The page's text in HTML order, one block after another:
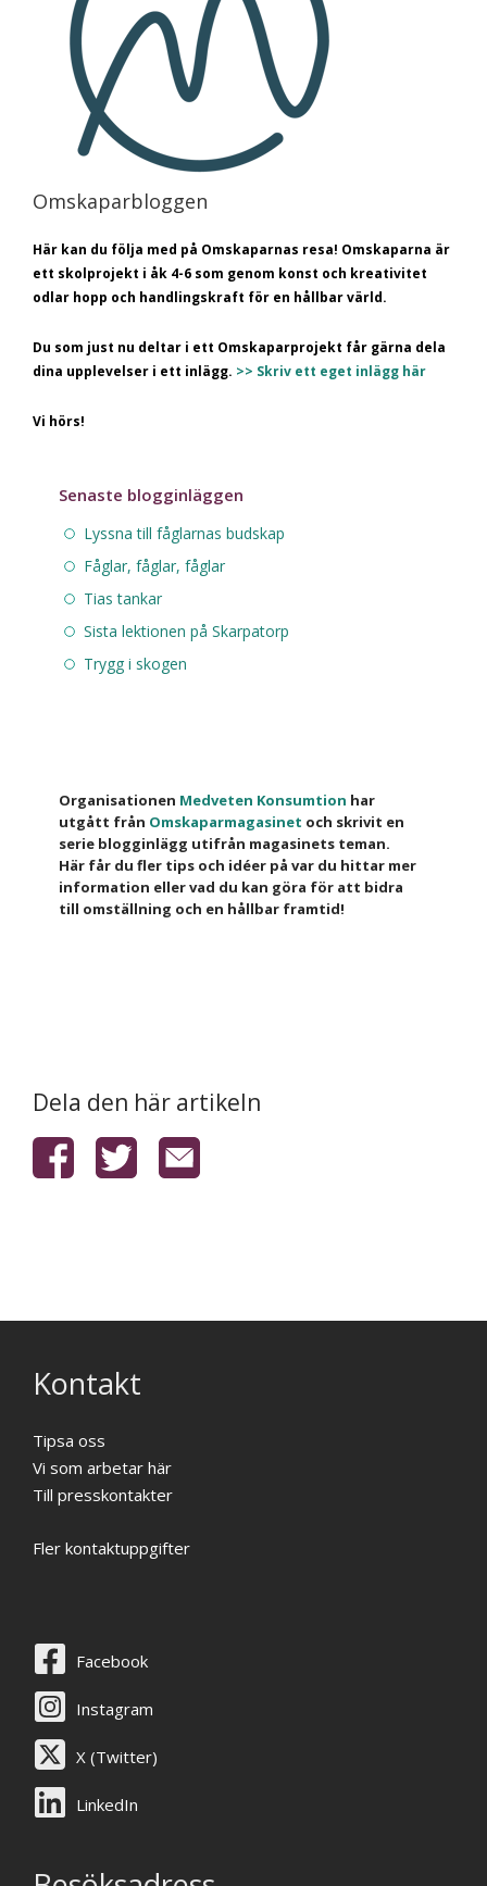
Omskaparbloggen
Här kan du följa med på Omskaparnas resa! Omskaparna är
ett skolprojekt i åk 4-6 som genom konst och kreativitet
odlar hopp och handlingskraft för en hållbar värld.
Du som just nu deltar i ett Omskaparprojekt får gärna dela
dina upplevelser i ett inlägg. >> Skriv ett eget inlägg här
Vi hörs!
Senaste blogginläggen
Lyssna till fåglarnas budskap
Fåglar, fåglar, fåglar
Tias tankar
Sista lektionen på Skarpatorp
Trygg i skogen
Organisationen Medveten Konsumtion har
utgått från Omskaparmagasinet och skrivit en
serie blogginlägg utifrån magasinets teman.
Här får du fler tips och idéer på var du hittar mer
information eller vad du kan göra för att bidra
till omställning och en hållbar framtid!
Dela den här artikeln
Kontakt
Tipsa oss
Vi som arbetar här
Till presskontakter
Fler kontaktuppgifter
Facebook
Instagram
X (Twitter)
LinkedIn